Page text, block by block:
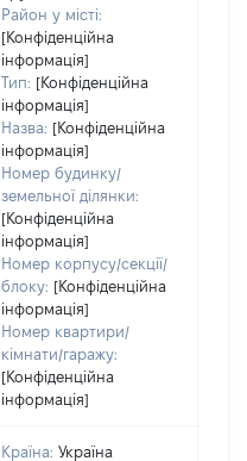
Район у місті:
[Конфіденційна
інформація]
Тип: [Конфіденційна
інформація]
Назва: [Конфіденційна
інформація]
Номер будинку/
земельної ділянки:
[Конфіденційна
інформація]
Номер корпусу/секції/
блоку: [Конфіденційна
інформація]
Номер квартири/
кімнати/гаражу:
[Конфіденційна
інформація]
Країна: Україна